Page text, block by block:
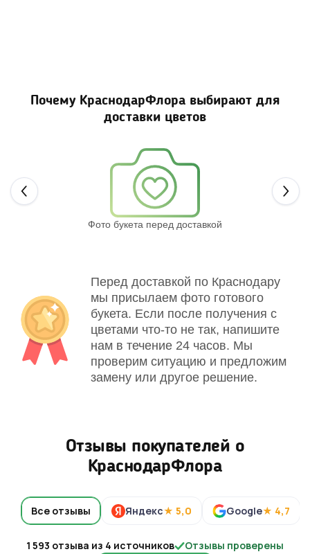
Почему КраснодарФлора выбирают для
доставки цветов
Фото букета перед доставкой
Перед доставкой по Краснодару
мы присылаем фото готового
букета. Если после получения с
цветами что-то не так, напишите
нам в течение 24 часов. Мы
проверим ситуацию и предложим
замену или другое решение.
Отзывы покупателей о
КраснодарФлора
Все отзывы Яндекс★ 5,0 Google★ 4,7
1 593 отзыва из 4 источников
Отзывы проверены